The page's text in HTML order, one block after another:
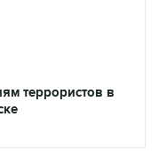
террористов в